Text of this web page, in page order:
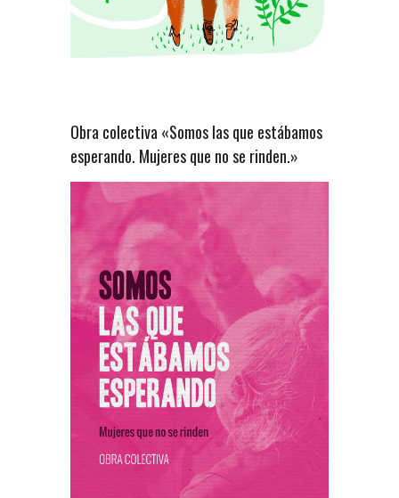
Obra colectiva «Somos las que estábamos
esperando. Mujeres que no se rinden.»